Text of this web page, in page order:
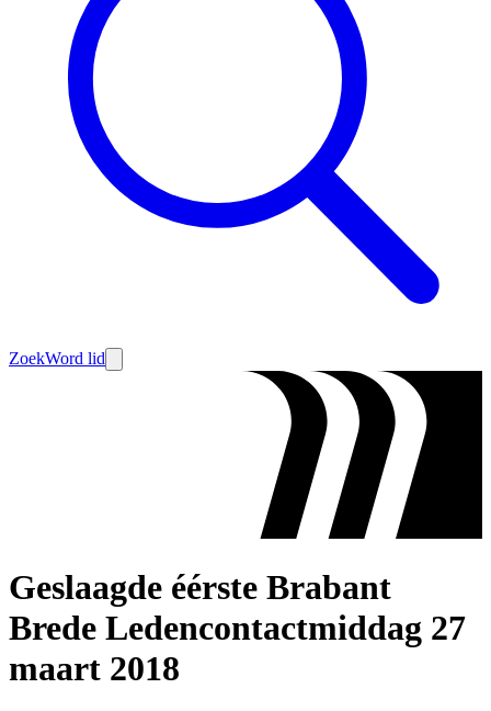
ZoekWord lid
Geslaagde éérste Brabant
Brede Ledencontactmiddag 27
maart 2018